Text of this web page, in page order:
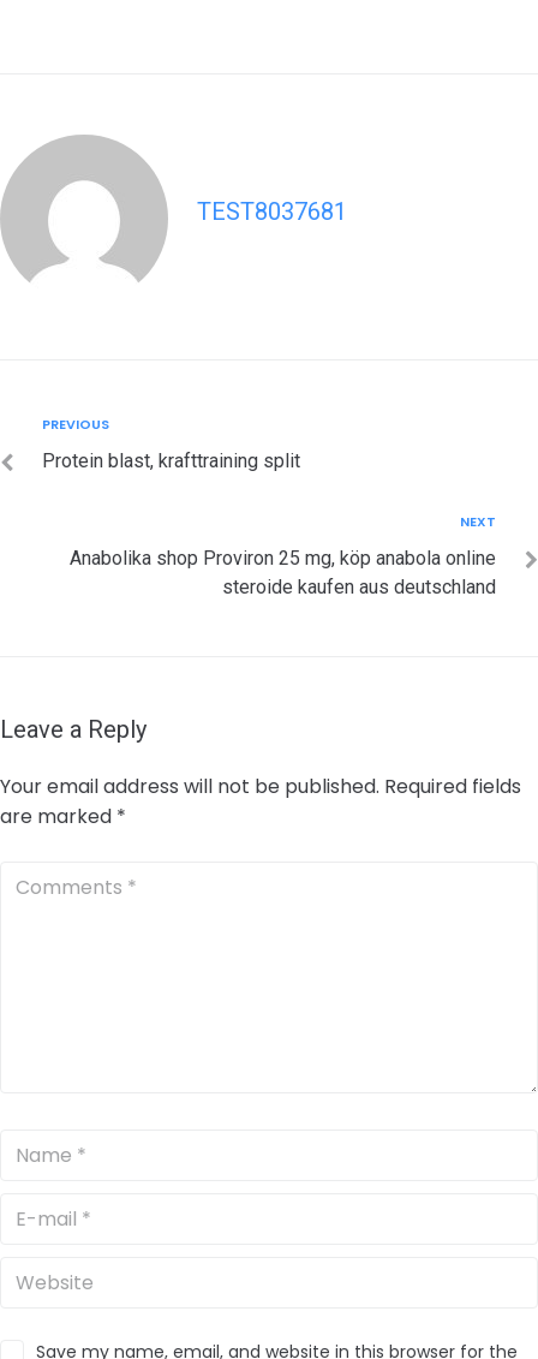
TEST8037681
navigation
Previous
PREVIOUS
Protein blast, krafttraining split
NEXT
Anabolika shop Proviron 25 mg, köp anabola online
steroide kaufen aus deutschland
Leave a Reply
Your email address will not be published. Required fields
are marked *
Save my name, email, and website in this browser for the